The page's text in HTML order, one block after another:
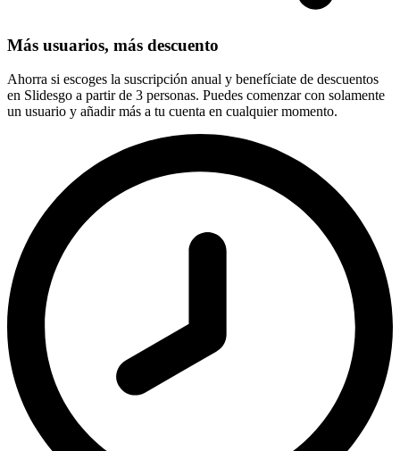
Más usuarios, más descuento
Ahorra si escoges la suscripción anual y benefíciate de descuentos
en Slidesgo a partir de 3 personas. Puedes comenzar con solamente
un usuario y añadir más a tu cuenta en cualquier momento.